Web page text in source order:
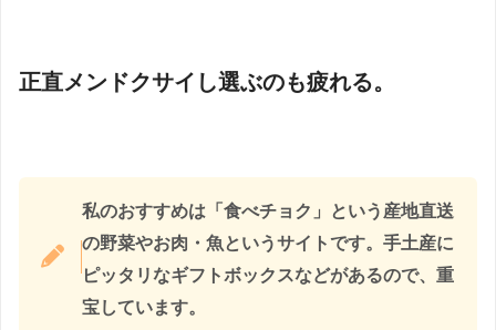
正直メンドクサイし選ぶのも疲れる。
私のおすすめは「食べチョク」という産地直送
の野菜やお肉・魚というサイトです。手土産に
ピッタリなギフトボックスなどがあるので、重
宝しています。